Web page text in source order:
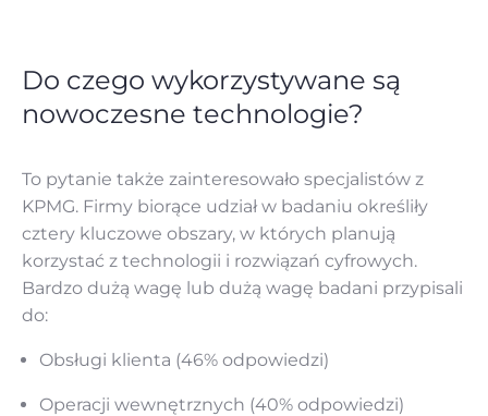
Do czego wykorzystywane są
nowoczesne technologie?
To pytanie także zainteresowało specjalistów z
KPMG. Firmy biorące udział w badaniu określiły
cztery kluczowe obszary, w których planują
korzystać z technologii i rozwiązań cyfrowych.
Bardzo dużą wagę lub dużą wagę badani przypisali
do:
Obsługi klienta (46% odpowiedzi)
Operacji wewnętrznych (40% odpowiedzi)